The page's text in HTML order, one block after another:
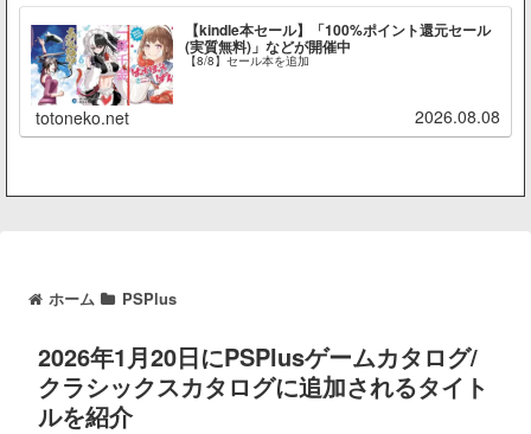
【kindle本セール】「100%ポイント還元セール
(実質無料)」などが開催中
【8/8】セール本を追加
totoneko.net 2026.08.08
ホーム PSPlus
2026年1月20日にPSPlusゲームカタログ/
クラシックスカタログに追加されるタイト
ルを紹介